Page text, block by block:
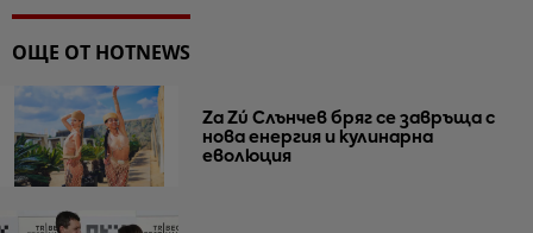
ОЩЕ ОТ HOTNEWS
Za Zú Слънчев бряг се завръща с
нова енергия и кулинарна
еволюция